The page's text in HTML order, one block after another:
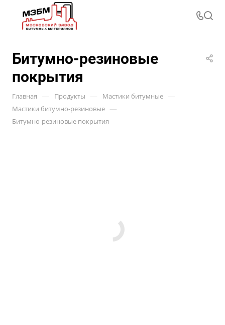
Битумно-резиновые
покрытия
Главная — Продукты — Мастики битумные —
Мастики битумно-резиновые —
Битумно-резиновые покрытия